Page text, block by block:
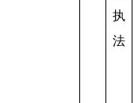
执
法